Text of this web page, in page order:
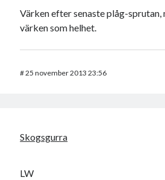
Värken efter senaste plåg-sprutan,
värken som helhet.
#25 november 2013 23:56
Skogsgurra
LW